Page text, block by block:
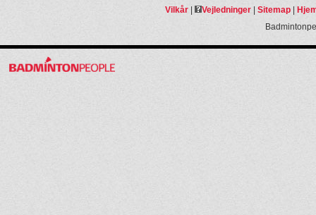
Vilkår| Vejledninger| Sitemap|